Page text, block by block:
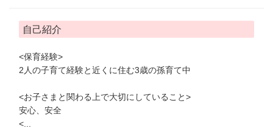
自己紹介
<保育経験>
2人の子育て経験と近くに住む3歳の孫育て中
<お子さまと関わる上で大切にしていること>
安心、安全
<...